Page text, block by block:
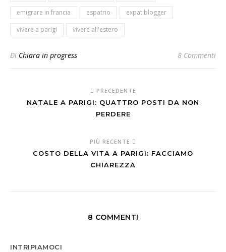
emigrare in francia
espatrio
expat blogger
vivere a parigi
vivere all'estero
Di Chiara in progress 8 Commenti
PRECEDENTE
NATALE A PARIGI: QUATTRO POSTI DA NON
PERDERE
PIÙ RECENTE
COSTO DELLA VITA A PARIGI: FACCIAMO
CHIAREZZA
8 COMMENTI
INTRIPIAMOCI